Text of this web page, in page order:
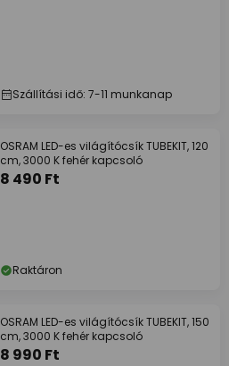
Szállítási idő: 7-11 munkanap
OSRAM LED-es világítócsík TUBEKIT, 120
cm, 3000 K fehér kapcsoló
8 490 Ft
Raktáron
OSRAM LED-es világítócsík TUBEKIT, 150
cm, 3000 K fehér kapcsoló
8 990 Ft